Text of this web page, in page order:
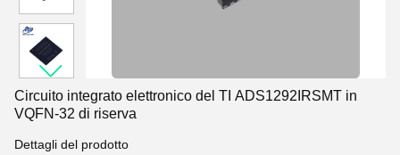
Circuito integrato elettronico del TI ADS1292IRSMT in
VQFN-32 di riserva
Dettagli del prodotto